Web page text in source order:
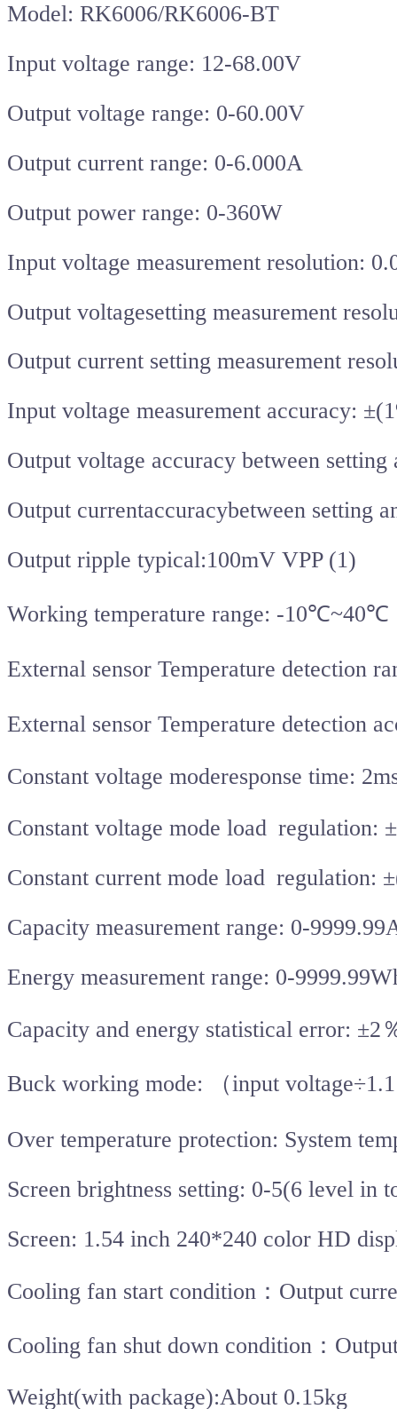
Model: RK6006/RK6006-BT
Input voltage range: 12-68.00V
Output voltage range: 0-60.00V
Output current range: 0-6.000A
Output power range: 0-360W
Input voltage measurement resolution:
Output voltagesetting measurement
Output current setting measurement
Input voltage measurement accuracy:
Output voltage accuracy between
Output currentaccuracybetween setting
Output ripple typical:100mV VPP (1)
Working temperature range: -10℃~40℃
External sensor Temperature
External sensor Temperature detection
Constant voltage moderesponse time:
Constant voltage mode load regulation:
Constant current mode load regulation:
Capacity measurement range: 0-
Energy measurement range: 0-
Capacity and energy statistical error: ±2
Buck working mode: （input
Over temperature protection: System
Screen brightness setting: 0-5(6 level in
Screen: 1.54 inch 240*240 color HD
Cooling fan start condition：Output
Cooling fan shut down condition：
Weight(with package):About 0.15kg